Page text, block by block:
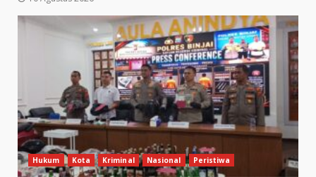
Hukum Kota Kriminal Nasional Peristiwa